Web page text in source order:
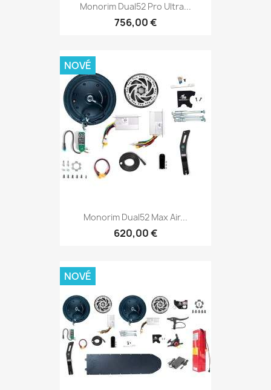
Monorim Dual52 Pro Ultra...
756,00 €
Monorim Dual52 Max Air...
620,00 €
NOVÉ
NOVÉ